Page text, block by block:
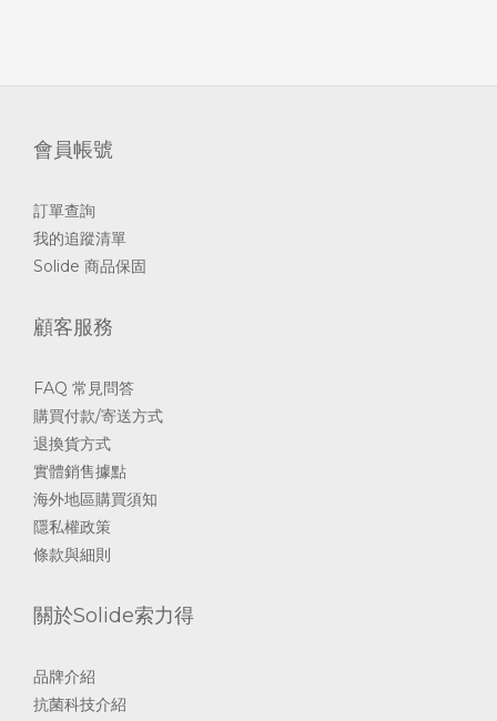
會員帳號
訂單查詢
我的追蹤清單
Solide 商品保固
顧客服務
FAQ 常見問答
購買付款/寄送方式
退換貨方式
實體銷售據點
海外地區購買須知
隱私權政策
條款與細則
關於Solide索力得
品牌介紹
抗菌科技介紹